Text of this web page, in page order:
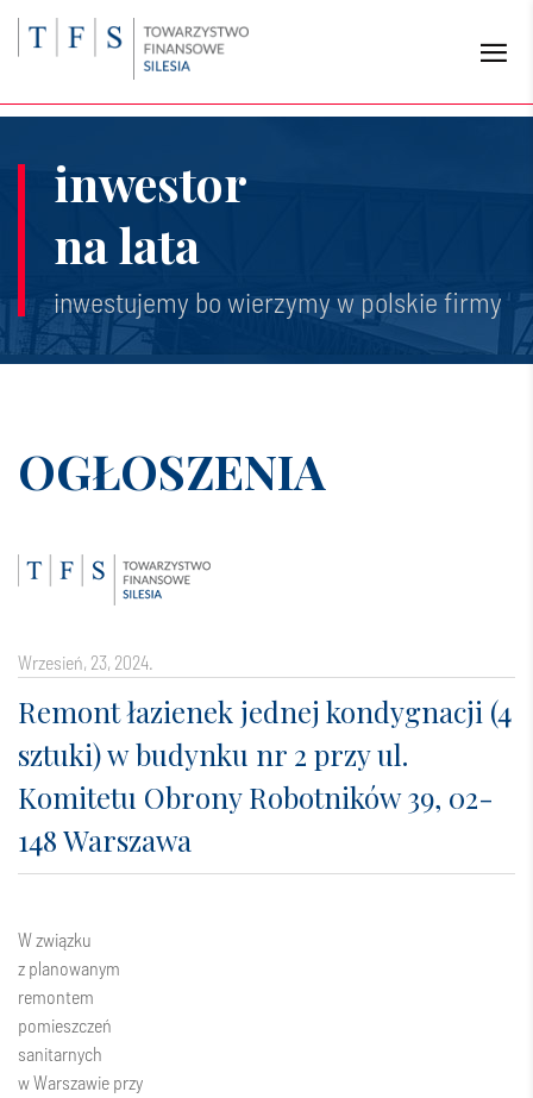
inwestor
na lata
inwestujemy bo wierzymy w polskie firmy
OGŁOSZENIA
wrzesień, 23, 2024.
Remont łazienek jednej kondygnacji (4
sztuki) w budynku nr 2 przy ul.
Komitetu Obrony Robotników 39, 02-
148 Warszawa
W związku
z planowanym
remontem
pomieszczeń
sanitarnych
w Warszawie przy